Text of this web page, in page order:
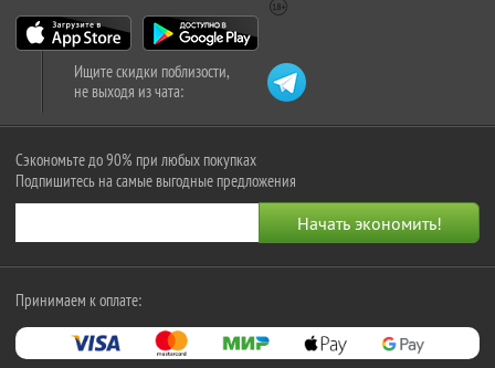
Ищите скидки поблизости,
не выходя из чата:
Сэкономьте до 90% при любых покупках
Подпишитесь на самые выгодные предложения
Принимаем к оплате: